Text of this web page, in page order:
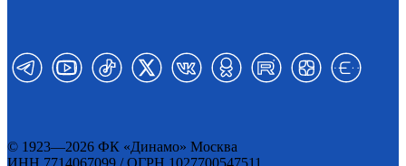
© 1923—2026 ФК «Динамо» Москва
ИНН 7714067099 / ОГРН 1027700547511